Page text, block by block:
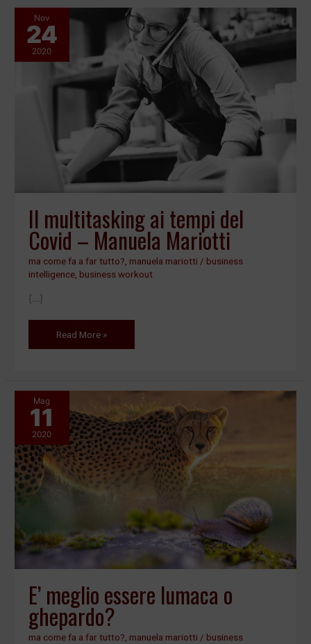
Nov
24
2020
Il multitasking ai tempi del
Covid – Manuela Mariotti
ma come fa a far tutto? manuela mariotti / business
intelligence business workout
multitasking
ai
tempi
del
Mariotti
Read More »
Mag
11
2020
E’ meglio essere lumaca o
ghepardo?
ma come fa a far tutto? manuela mariotti / business
meglio
essere
lumaca
o
ghepardo?